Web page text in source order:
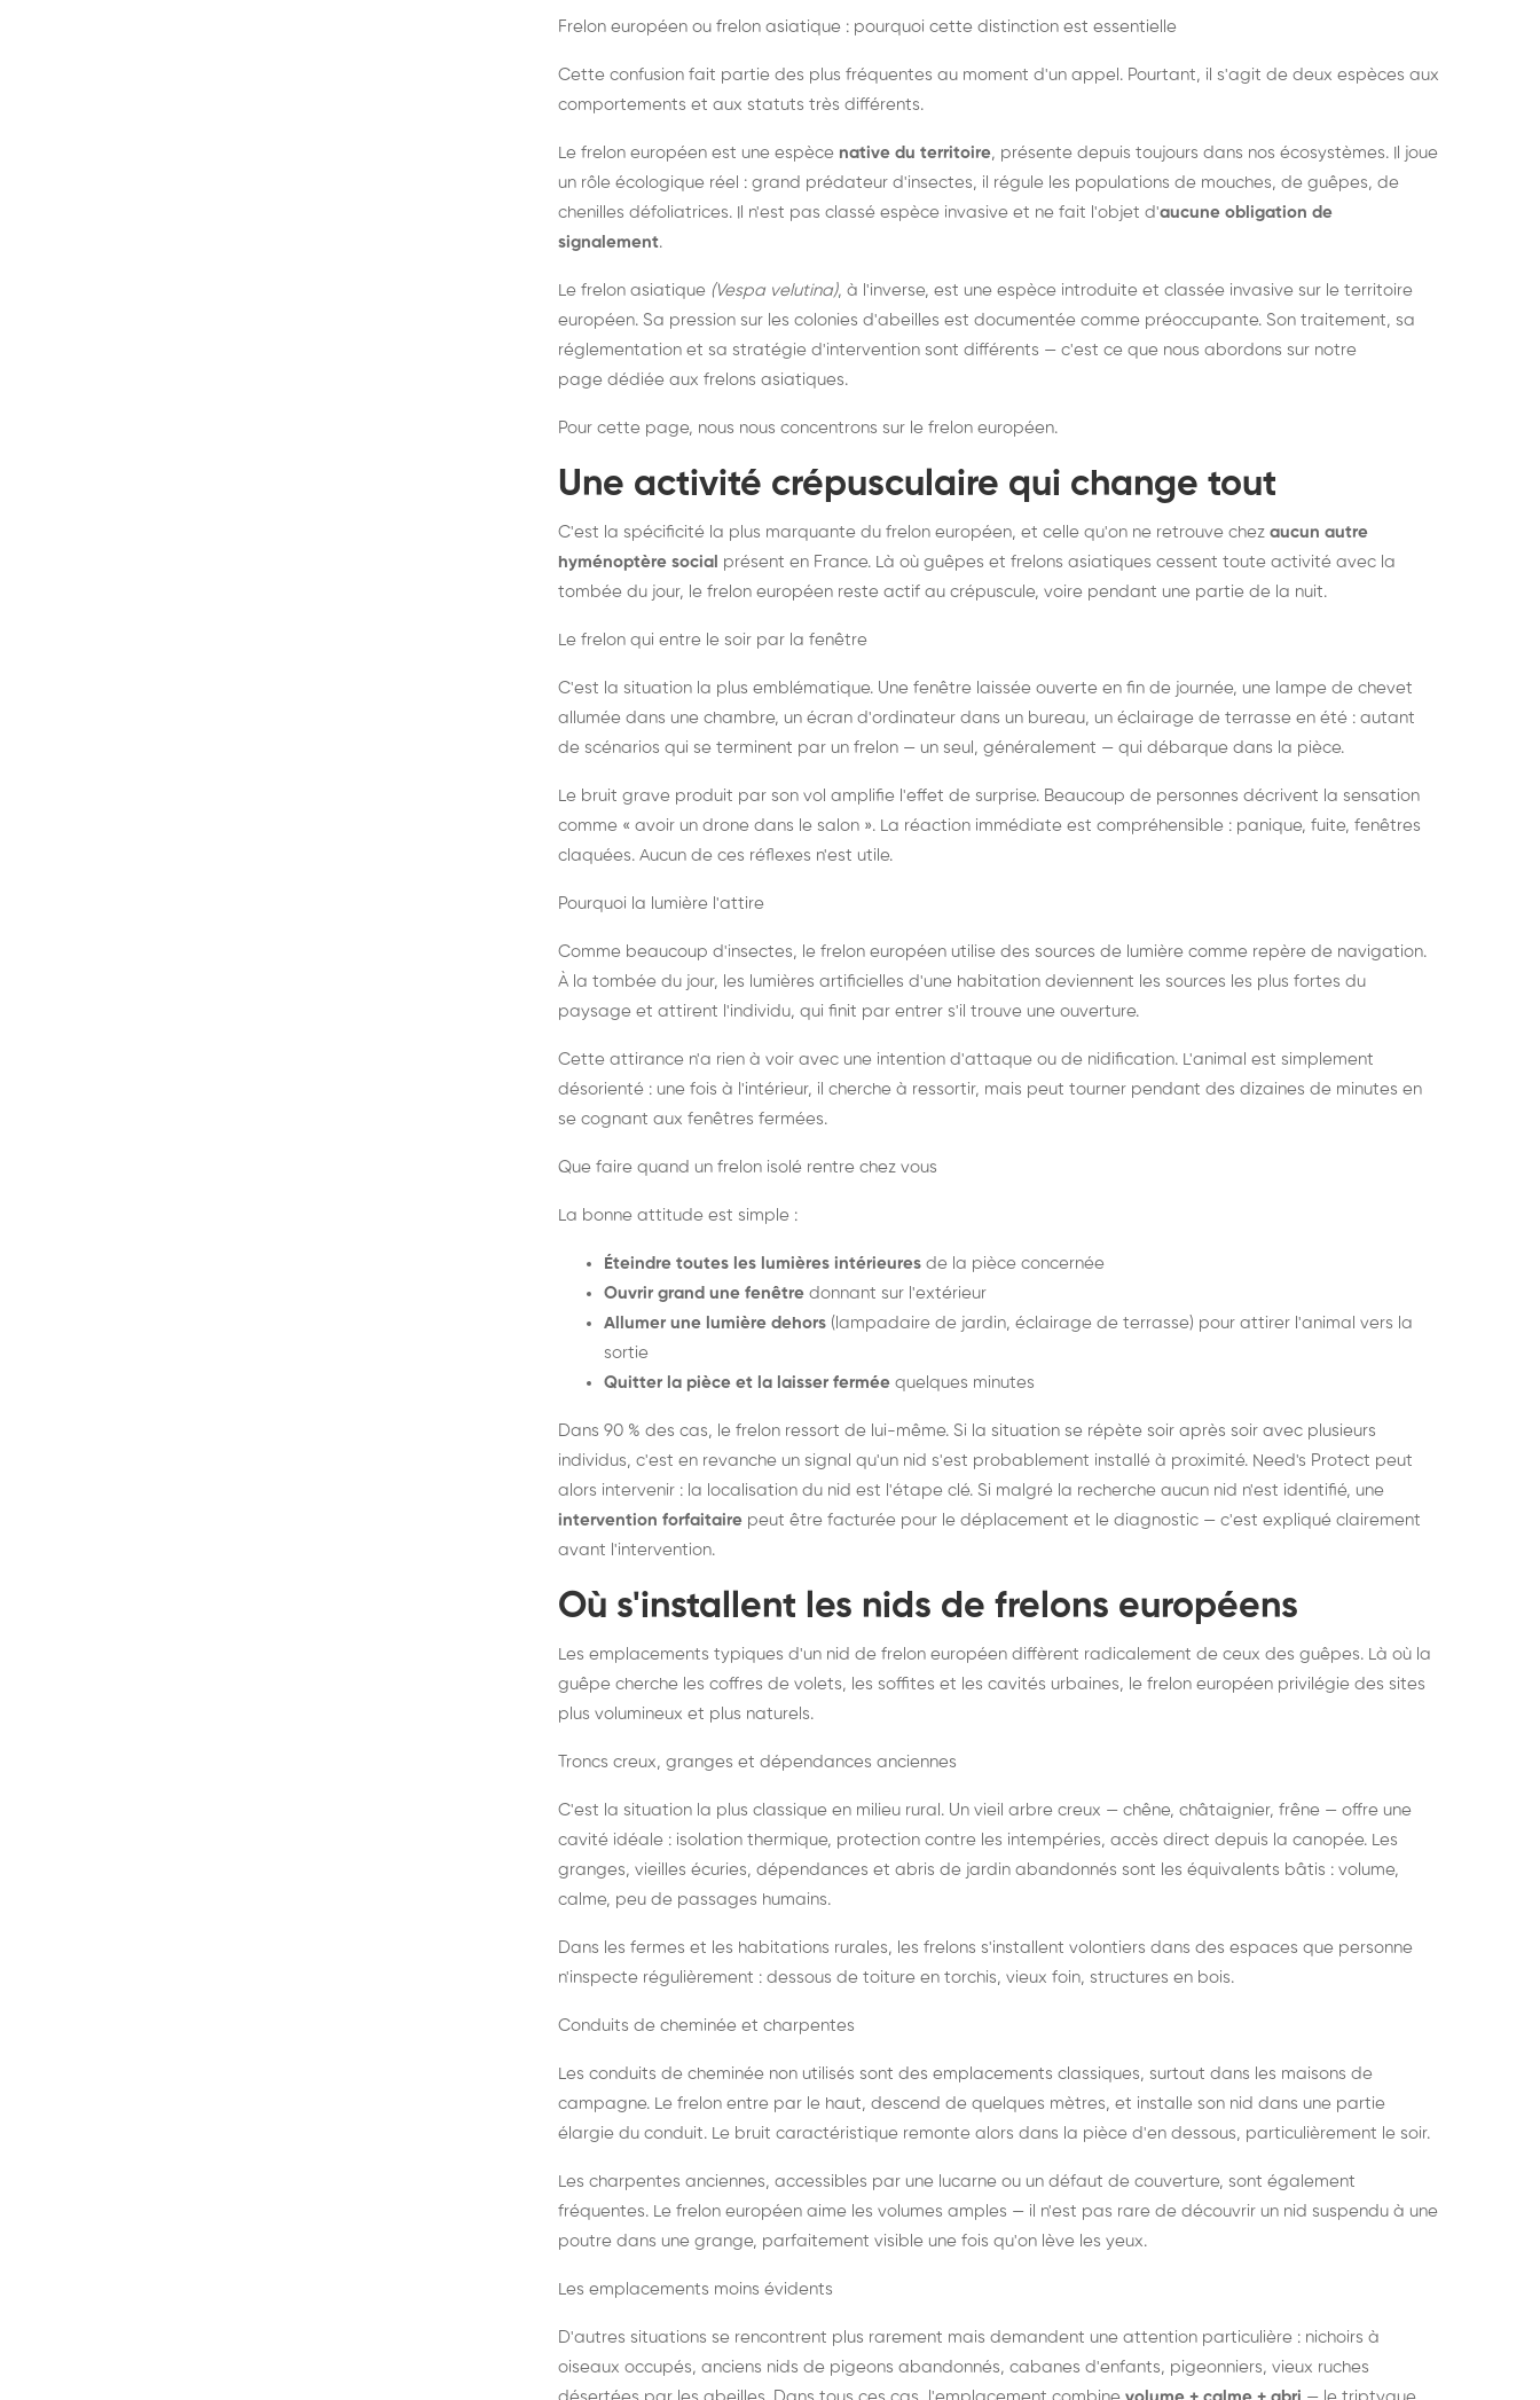
Frelon européen ou frelon asiatique : pourquoi cette distinction est essentielle
Cette confusion fait partie des plus fréquentes au moment d'un appel. Pourtant, il s'agit de deux espèces aux
comportements et aux statuts très différents.
Le frelon européen est une espèce native du territoire, présente depuis toujours dans nos écosystèmes. Il joue
un rôle écologique réel : grand prédateur d'insectes, il régule les populations de mouches, de guêpes, de
chenilles défoliatrices. Il n'est pas classé espèce invasive et ne fait l'objet d'aucune obligation de
signalement.
Le frelon asiatique (Vespa velutina), à l'inverse, est une espèce introduite et classée invasive sur le territoire
européen. Sa pression sur les colonies d'abeilles est documentée comme préoccupante. Son traitement, sa
réglementation et sa stratégie d'intervention sont différents — c'est ce que nous abordons sur notre
page dédiée aux frelons asiatiques.
Pour cette page, nous nous concentrons sur le frelon européen.
Une activité crépusculaire qui change tout
C'est la spécificité la plus marquante du frelon européen, et celle qu'on ne retrouve chez aucun autre
hyménoptère social présent en France. Là où guêpes et frelons asiatiques cessent toute activité avec la
tombée du jour, le frelon européen reste actif au crépuscule, voire pendant une partie de la nuit.
Le frelon qui entre le soir par la fenêtre
C'est la situation la plus emblématique. Une fenêtre laissée ouverte en fin de journée, une lampe de chevet
allumée dans une chambre, un écran d'ordinateur dans un bureau, un éclairage de terrasse en été : autant
de scénarios qui se terminent par un frelon — un seul, généralement — qui débarque dans la pièce.
Le bruit grave produit par son vol amplifie l'effet de surprise. Beaucoup de personnes décrivent la sensation
comme « avoir un drone dans le salon ». La réaction immédiate est compréhensible : panique, fuite, fenêtres
claquées. Aucun de ces réflexes n'est utile.
Pourquoi la lumière l'attire
Comme beaucoup d'insectes, le frelon européen utilise des sources de lumière comme repère de navigation.
À la tombée du jour, les lumières artificielles d'une habitation deviennent les sources les plus fortes du
paysage et attirent l'individu, qui finit par entrer s'il trouve une ouverture.
Cette attirance n'a rien à voir avec une intention d'attaque ou de nidification. L'animal est simplement
désorienté : une fois à l'intérieur, il cherche à ressortir, mais peut tourner pendant des dizaines de minutes en
se cognant aux fenêtres fermées.
Que faire quand un frelon isolé rentre chez vous
La bonne attitude est simple :
Éteindre toutes les lumières intérieures de la pièce concernée
Ouvrir grand une fenêtre donnant sur l'extérieur
Allumer une lumière dehors (lampadaire de jardin, éclairage de terrasse) pour attirer l'animal vers la
sortie
Quitter la pièce et la laisser fermée quelques minutes
Dans 90 % des cas, le frelon ressort de lui-même. Si la situation se répète soir après soir avec plusieurs
individus, c'est en revanche un signal qu'un nid s'est probablement installé à proximité. Need's Protect peut
alors intervenir : la localisation du nid est l'étape clé. Si malgré la recherche aucun nid n'est identifié, une
intervention forfaitaire peut être facturée pour le déplacement et le diagnostic — c'est expliqué clairement
avant l'intervention.
Où s'installent les nids de frelons européens
Les emplacements typiques d'un nid de frelon européen diffèrent radicalement de ceux des guêpes. Là où la
guêpe cherche les coffres de volets, les soffites et les cavités urbaines, le frelon européen privilégie des sites
plus volumineux et plus naturels.
Troncs creux, granges et dépendances anciennes
C'est la situation la plus classique en milieu rural. Un vieil arbre creux — chêne, châtaignier, frêne — offre une
cavité idéale : isolation thermique, protection contre les intempéries, accès direct depuis la canopée. Les
granges, vieilles écuries, dépendances et abris de jardin abandonnés sont les équivalents bâtis : volume,
calme, peu de passages humains.
Dans les fermes et les habitations rurales, les frelons s'installent volontiers dans des espaces que personne
n'inspecte régulièrement : dessous de toiture en torchis, vieux foin, structures en bois.
Conduits de cheminée et charpentes
Les conduits de cheminée non utilisés sont des emplacements classiques, surtout dans les maisons de
campagne. Le frelon entre par le haut, descend de quelques mètres, et installe son nid dans une partie
élargie du conduit. Le bruit caractéristique remonte alors dans la pièce d'en dessous, particulièrement le soir.
Les charpentes anciennes, accessibles par une lucarne ou un défaut de couverture, sont également
fréquentes. Le frelon européen aime les volumes amples — il n'est pas rare de découvrir un nid suspendu à une
poutre dans une grange, parfaitement visible une fois qu'on lève les yeux.
Les emplacements moins évidents
D'autres situations se rencontrent plus rarement mais demandent une attention particulière : nichoirs à
oiseaux occupés, anciens nids de pigeons abandonnés, cabanes d'enfants, pigeonniers, vieux ruches